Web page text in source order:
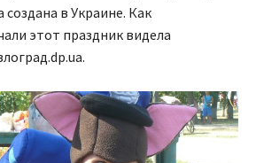
в Украине. Как
этот праздник видела
.